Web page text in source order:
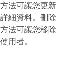
方法可讓您更新
詳細資料。刪除
方法可讓您移除
使用者。